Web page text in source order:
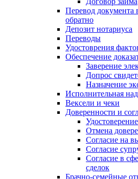
Перевод документа
обратно
Депозит нотариуса
Переводы
Удостоврения
Обеспечение
Заверение
Допрос
Назначение
Исполнительная
Вексели и чеки
Доверенности и
Отмена
Согласие на
Согласие
Согласие в
сделок
Брачно-семейные